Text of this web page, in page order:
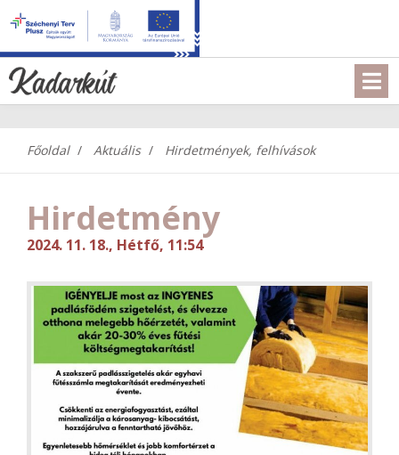
Főoldal Aktuális Hirdetmények, felhívások
Hirdetmény
2024. 11. 18., Hétfő, 11:54